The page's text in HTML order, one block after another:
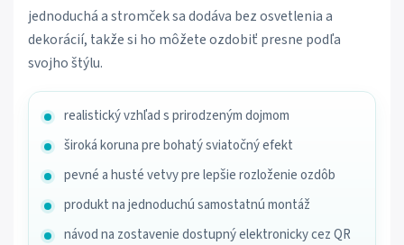
jednoduchá a stromček sa dodáva bez osvetlenia a
dekorácií, takže si ho môžete ozdobiť presne podľa
svojho štýlu.
realistický vzhľad s prirodzeným dojmom
široká koruna pre bohatý sviatočný efekt
pevné a husté vetvy pre lepšie rozloženie ozdôb
produkt na jednoduchú samostatnú montáž
návod na zostavenie dostupný elektronicky cez QR